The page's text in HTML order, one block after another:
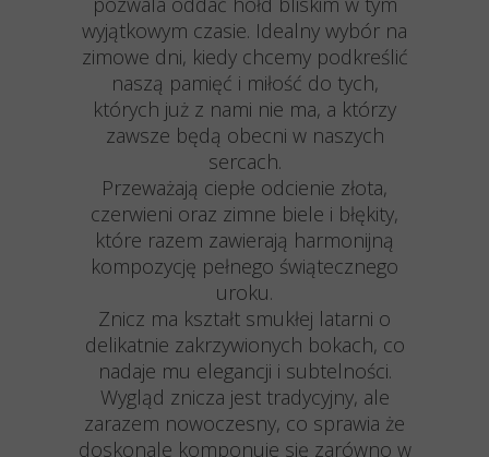
wyjątkowym czasie. Idealny wybór na
zimowe dni, kiedy chcemy podkreślić
naszą pamięć i miłość do tych,
których już z nami nie ma, a którzy
zawsze będą obecni w naszych
sercach.
Przeważają ciepłe odcienie złota,
czerwieni oraz zimne biele i błękity,
które razem zawierają harmonijną
kompozycję pełnego świątecznego
uroku.
Znicz ma kształt smukłej latarni o
delikatnie zakrzywionych bokach, co
nadaje mu elegancji i subtelności.
Wygląd znicza jest tradycyjny, ale
zarazem nowoczesny, co sprawia że
doskonale komponuje się zarówno w